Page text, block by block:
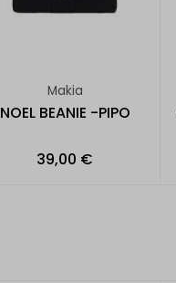
Makia
NOEL BEANIE -PIPO
39,00 €